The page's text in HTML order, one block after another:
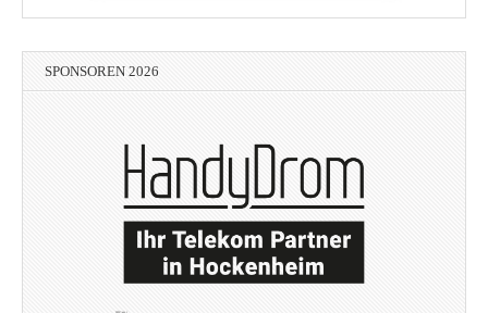
SPONSOREN 2026